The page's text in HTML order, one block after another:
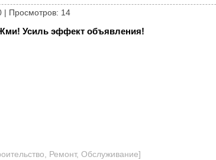
| Просмотров: 14
Усиль эффект объявления!
Ремонт, Обслуживание]